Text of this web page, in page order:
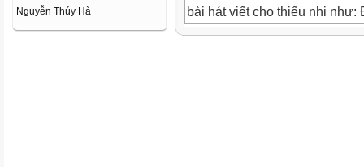
Nguyễn Thúy Hà
bài hát viết cho thiếu nhi